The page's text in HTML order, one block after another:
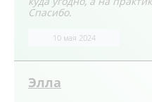
Спасибо.
10 мая 2024
Элла